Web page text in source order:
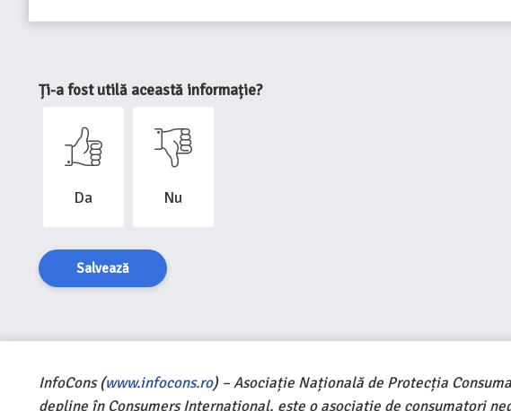
Ți-a fost utilă această informație?
Da Nu
Salvează
InfoCons (www.infocons.ro) – Asociație Națională de Protecția
depline în Consumers International, este o asociație de consumatori